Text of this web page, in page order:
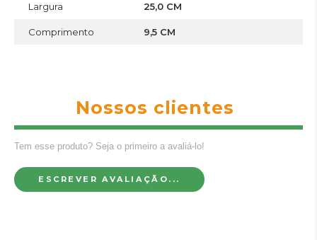
Largura 25,0 CM
Comprimento 9,5 CM
Nossos clientes
Tem esse produto? Seja o primeiro a avaliá-lo!
ESCREVER AVALIAÇÃO...